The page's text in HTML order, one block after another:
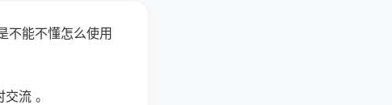
不能不懂怎么使用
流 。